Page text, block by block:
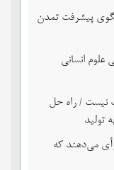
پیشرفت تمدن
انسانی
نیست / راه حل
تولید
می‌دهند که